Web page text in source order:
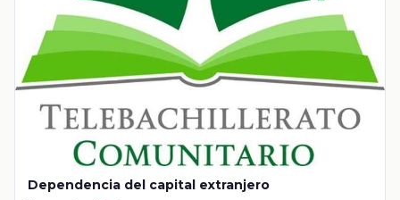
Dependencia del capital extranjero